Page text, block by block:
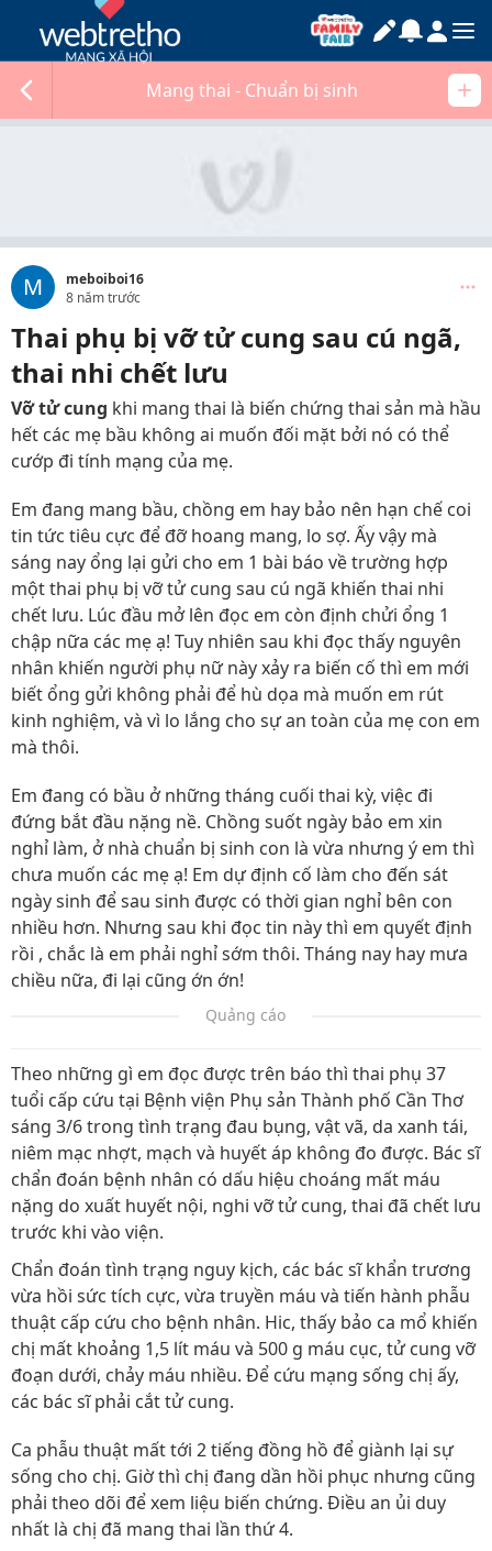
Mang thai - Chuẩn bị sinh
M
meboiboi16
8 năm trước
Thai phụ bị vỡ tử cung sau cú ngã,
thai nhi chết lưu
Vỡ tử cung khi mang thai là biến chứng thai sản mà hầu
hết các mẹ bầu không ai muốn đối mặt bởi nó có thể
cướp đi tính mạng của mẹ.
Em đang mang bầu, chồng em hay bảo nên hạn chế coi
tin tức tiêu cực để đỡ hoang mang, lo sợ. Ấy vậy mà
sáng nay ổng lại gửi cho em 1 bài báo về trường hợp
một thai phụ bị vỡ tử cung sau cú ngã khiến thai nhi
chết lưu. Lúc đầu mở lên đọc em còn định chửi ổng 1
chập nữa các mẹ ạ! Tuy nhiên sau khi đọc thấy nguyên
nhân khiến người phụ nữ này xảy ra biến cố thì em mới
biết ổng gửi không phải để hù dọa mà muốn em rút
kinh nghiệm, và vì lo lắng cho sự an toàn của mẹ con em
mà thôi.
Em đang có bầu ở những tháng cuối thai kỳ, việc đi
đứng bắt đầu nặng nề. Chồng suốt ngày bảo em xin
nghỉ làm, ở nhà chuẩn bị sinh con là vừa nhưng ý em thì
chưa muốn các mẹ ạ! Em dự định cố làm cho đến sát
ngày sinh để sau sinh được có thời gian nghỉ bên con
nhiều hơn. Nhưng sau khi đọc tin này thì em quyết định
rồi , chắc là em phải nghỉ sớm thôi. Tháng nay hay mưa
chiều nữa, đi lại cũng ớn ớn!
Quảng cáo
Theo những gì em đọc được trên báo thì thai phụ 37
tuổi cấp cứu tại Bệnh viện Phụ sản Thành phố Cần Thơ
sáng 3/6 trong tình trạng đau bụng, vật vã, da xanh tái,
niêm mạc nhợt, mạch và huyết áp không đo được. Bác sĩ
chẩn đoán bệnh nhân có dấu hiệu choáng mất máu
nặng do xuất huyết nội, nghi vỡ tử cung, thai đã chết lưu
trước khi vào viện.
Chẩn đoán tình trạng nguy kịch, các bác sĩ khẩn trương
vừa hồi sức tích cực, vừa truyền máu và tiến hành phẫu
thuật cấp cứu cho bệnh nhân. Hic, thấy bảo ca mổ khiến
chị mất khoảng 1,5 lít máu và 500 g máu cục, tử cung vỡ
đoạn dưới, chảy máu nhiều. Để cứu mạng sống chị ấy,
các bác sĩ phải cắt tử cung.
Ca phẫu thuật mất tới 2 tiếng đồng hồ để giành lại sự
sống cho chị. Giờ thì chị đang dần hồi phục nhưng cũng
phải theo dõi để xem liệu biến chứng. Điều an ủi duy
nhất là chị đã mang thai lần thứ 4.